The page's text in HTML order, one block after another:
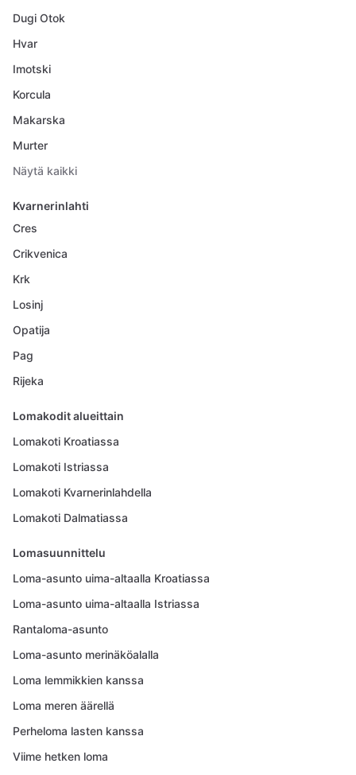
Dugi Otok
Hvar
Imotski
Korcula
Makarska
Murter
Näytä kaikki
Kvarnerinlahti
Cres
Crikvenica
Krk
Losinj
Opatija
Pag
Rijeka
Lomakodit alueittain
Lomakoti Kroatiassa
Lomakoti Istriassa
Lomakoti Kvarnerinlahdella
Lomakoti Dalmatiassa
Lomasuunnittelu
Loma-asunto uima-altaalla Kroatiassa
Loma-asunto uima-altaalla Istriassa
Rantaloma-asunto
Loma-asunto merinäköalalla
Loma lemmikkien kanssa
Loma meren äärellä
Perheloma lasten kanssa
Viime hetken loma